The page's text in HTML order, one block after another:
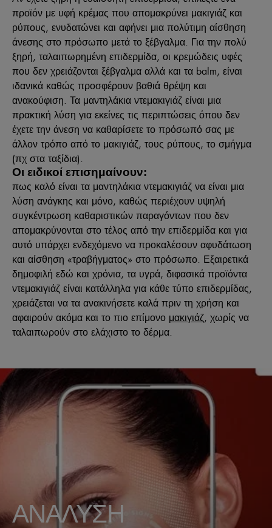
προϊόν με υφή κρέμας που απομακρύνει μακιγιάζ και
ρύπους, ενυδατώνει και αφήνει μια πολύτιμη αίσθηση
άνεσης στο πρόσωπο μετά το ξέβγαλμα. Για την πολύ
ξηρή, ταλαιπωρημένη επιδερμίδα, οι κρεμώδεις υφές
που δεν χρειάζονται ξέβγαλμα αλλά και τα balm, είναι
ιδανικά καθώς προσφέρουν βαθιά θρέψη και
ανακούφιση. Τα μαντηλάκια ντεμακιγιάζ είναι μια
πρακτική λύση για εκείνες τις περιπτώσεις όπου δεν
έχετε την άνεση να καθαρίσετε το πρόσωπό σας με
άλλον τρόπο από το μακιγιάζ, τους ρύπους, το σμήγμα
(πχ στα ταξίδια).
Οι ειδικοί επισημαίνουν:
πως καλό είναι τα μαντηλάκια ντεμακιγιάζ να είναι μια
λύση ανάγκης και μόνο, καθώς περιέχουν υψηλή
συγκέντρωση καθαριστικών παραγόντων που δεν
απομακρύνονται στο τέλος από την επιδερμίδα και για
αυτό υπάρχει ενδεχόμενο να προκαλέσουν αφυδάτωση
και αίσθηση «τραβήγματος» στο πρόσωπο. Εξαιρετικά
δημοφιλή εδώ και χρόνια, τα υγρά, διφασικά προϊόντα
ντεμακιγιάζ είναι κατάλληλα για κάθε τύπο επιδερμίδας,
χρειάζεται να τα ανακινήσετε καλά πριν τη χρήση και
αφαιρούν ακόμα και το πιο επίμονο μακιγιάζ, χωρίς να
ταλαιπωρούν στο ελάχιστο το δέρμα.
ΑΝΑΛΥΣΗ